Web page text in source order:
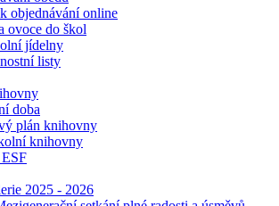
objednávání online
ovoce do škol
jídelny
listy
doba
plán knihovny
knihovny
2025 - 2026